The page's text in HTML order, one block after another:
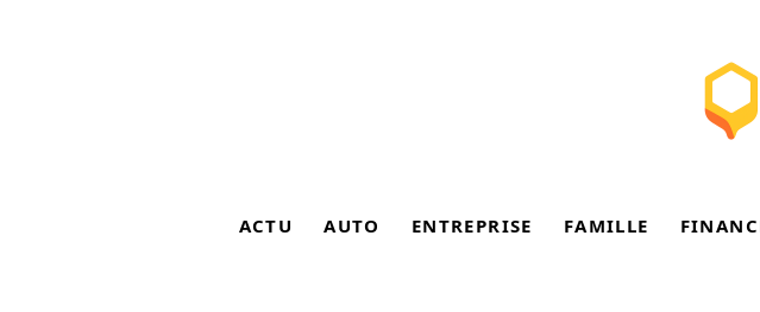
ACTU AUTO ENTREPRISE FAMILLE